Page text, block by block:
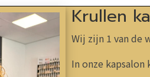
Krullen
Wij zijn 1 van de
In onze